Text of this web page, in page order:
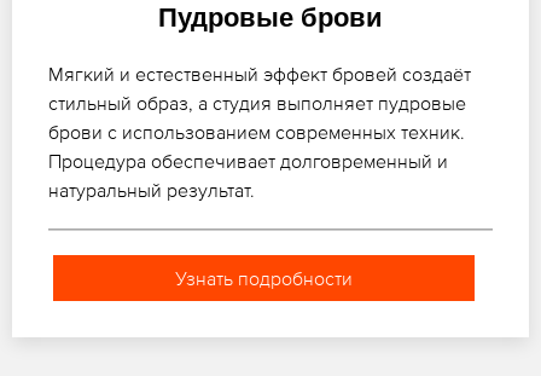
Пудровые брови
Мягкий и естественный эффект бровей создаёт
стильный образ, а студия выполняет пудровые
брови с использованием современных техник.
Процедура обеспечивает долговременный и
натуральный результат.
Узнать подробности